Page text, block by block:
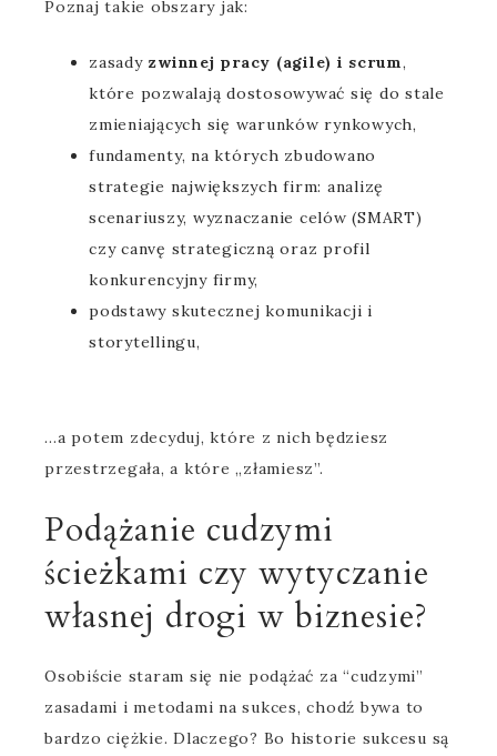
Poznaj takie obszary jak:
zasady zwinnej pracy (agile) i scrum,
które pozwalają dostosowywać się do stale
zmieniających się warunków rynkowych,
fundamenty, na których zbudowano
strategie największych firm: analizę
scenariuszy, wyznaczanie celów (SMART)
czy canvę strategiczną oraz profil
konkurencyjny firmy,
podstawy skutecznej komunikacji i
storytellingu,
…a potem zdecyduj, które z nich będziesz
przestrzegała, a które „złamiesz”.
Podążanie cudzymi
ścieżkami czy wytyczanie
własnej drogi w biznesie?
Osobiście staram się nie podążać za “cudzymi”
zasadami i metodami na sukces, chodź bywa to
bardzo ciężkie. Dlaczego? Bo historie sukcesu są